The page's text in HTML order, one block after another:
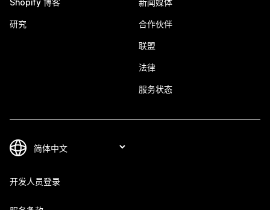
Shopify 博客
研究
新闻媒体
合作伙伴
联盟
法律
服务状态
开发人员登录